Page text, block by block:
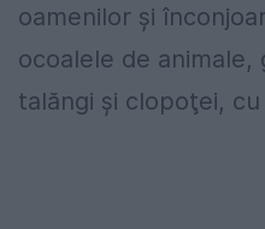
oamenilor şi
ocoalele de animale,
talăngi şi clopoţei, cu